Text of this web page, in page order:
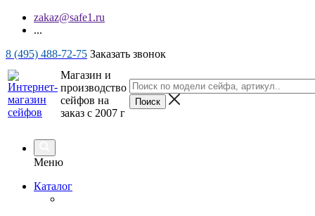
zakaz@safe1.ru
...
8 (495) 488-72-75 Заказать звонок
Магазин и
производство
сейфов на
заказ с 2007 г
Меню
Каталог